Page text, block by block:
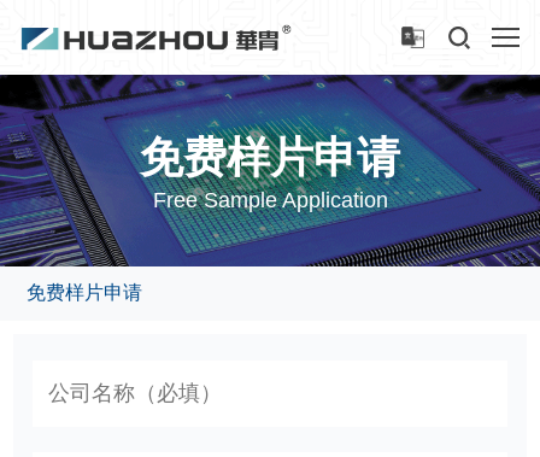
免费样片申请
Free Sample Application
免费样片申请